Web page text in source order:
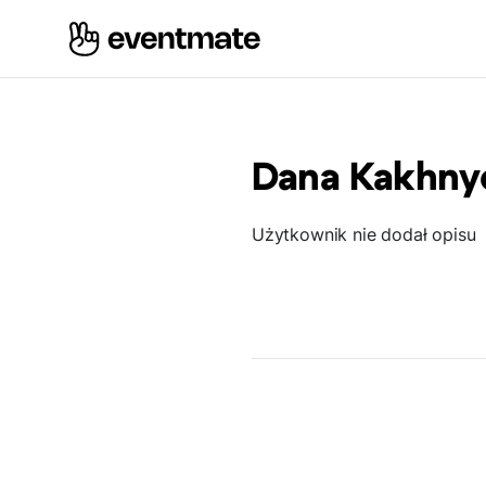
Dana
Użytkownik nie dodał opisu